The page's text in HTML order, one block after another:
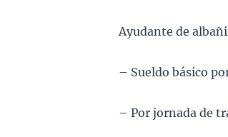
Ayudante de
– Sueldo básico
– Por jornada de